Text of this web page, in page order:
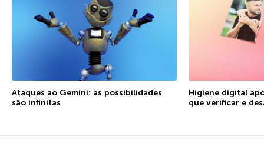
Ataques ao Gemini: as possibilidades
são infinitas
Higiene digital
que verificar e